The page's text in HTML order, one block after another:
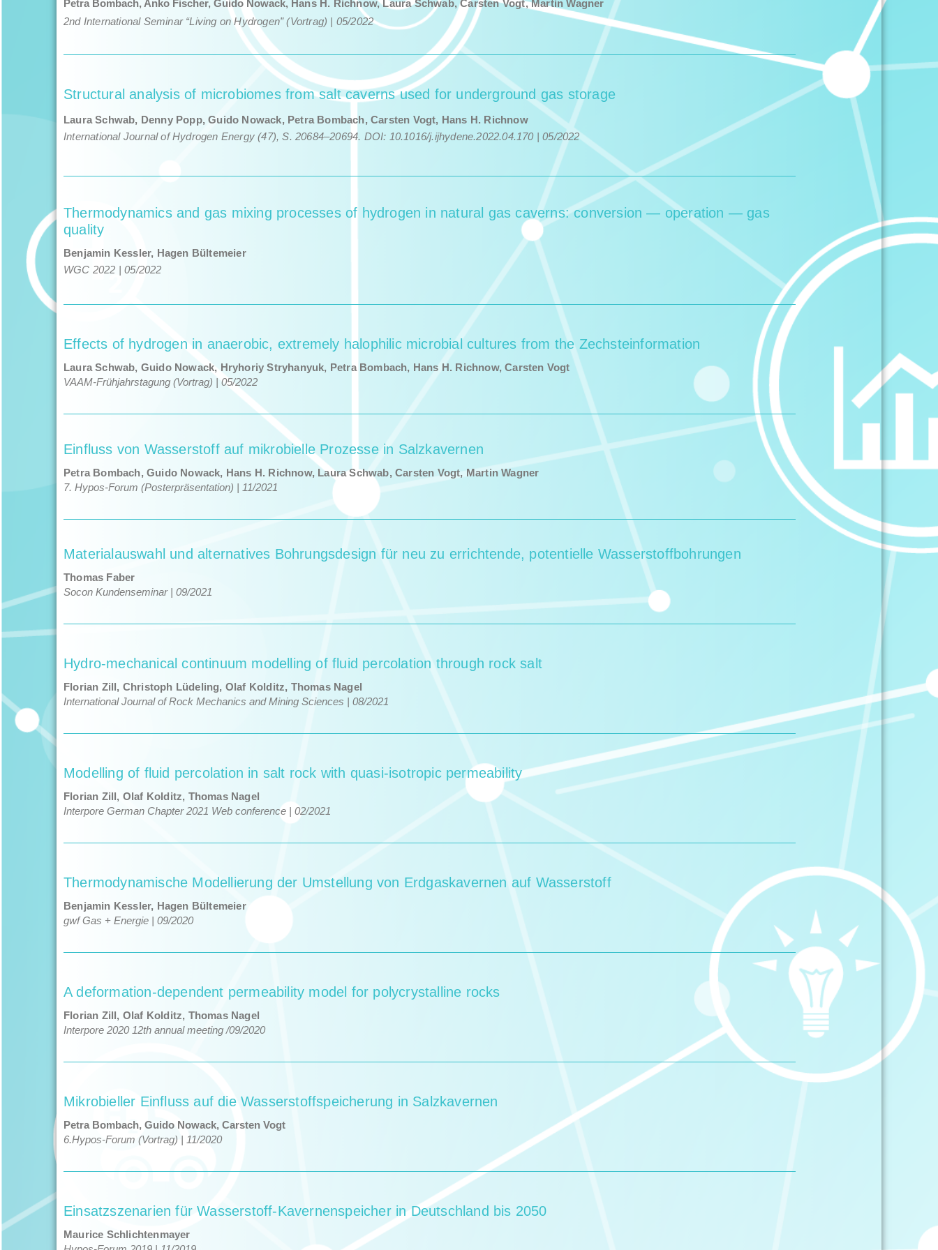
Petra Bom­bach, Anko Fis­ch­er, Gui­do Nowack, Hans H. Rich­now, Lau­ra Schwab, Carsten Vogt,Mar­tin Wag­n­er
2nd Inter­na­tion­al Sem­i­nar “Liv­ing on Hydro­gen” (Vor­trag) | 05/​2022
Structural analysis of microbiomes from salt caverns used for underground gas storage
Laura Schwab, Denny Popp, Guido Nowack, Petra Bombach, Carsten Vogt, Hans H. Richnow
International Journal ofHydrogen Energy (47), S. 20684–20694. DOI: 10.1016/j.ijhydene.2022.04.170 | 05/​2022
Thermodynamics and gas mixing processes of hydrogen in natural gas caverns: conversion — operation — gas
quality
Benjamin Kessler, Hagen Bültemeier
WGC 2022 | 05/​2022
Effects of hydrogen in anaerobic, extremely halophilic microbial cultures from the Zechsteinformation
Lau­ra Schwab, Gui­do Nowack, Hry­horiy Stry­hanyuk, Petra Bom­bach, Hans H. Rich­now, Carsten Vogt
VAAM-Früh­jahrsta­gung (Vor­trag) | 05/​2022
Einfluss von Wasserstoff auf mikrobielle Prozesse in Salzkavernen
Petra Bom­bach, Gui­do Nowack, Hans H. Rich­now, Lau­ra Schwab, Carsten Vogt, Mar­tin Wag­n­er
7. Hypos-Forum (Poster­präsen­ta­tion) | 11/​2021
Materialauswahl und alternatives Bohrungsdesign für neu zu errichtende, potentielle Wasserstoffbohrungen
Thomas Faber
Socon Kun­densem­i­nar | 09/​2021
Hydro-mechanical continuum modelling of fluid percolation through rock salt
Flo­ri­an Zill, Christoph Lüdel­ing, Olaf Kolditz, Thomas Nagel
Inter­na­tion­al Jour­nal of Rock Mechan­ics and Min­ing Sci­ences | 08/​2021
Modelling of fluid percolation in salt rock with quasi-isotropic permeability
Flo­ri­an Zill, Olaf Kolditz, Thomas Nagel
Inter­pore Ger­man Chap­ter2021 Web con­fer­ence | 02/​2021
Thermodynamische Modellierung der Umstellung von Erdgaskavernen auf Wasserstoff
Ben­jamin Kessler, Hagen Bül­te­meier
gwf Gas + Energie | 09/​2020
A deformation-dependent permeability model for polycrystalline rocks
Flo­ri­an Zill, Olaf Kolditz, Thomas Nagel
Inter­pore 2020 12th annu­al meet­ing /​09/​2020
Mikrobieller Einfluss auf die Wasserstoffspeicherung in Salzkavernen
Petra Bom­bach, Gui­do Nowack, Carsten Vogt
6.Hypos-Forum (Vor­trag) | 11/​2020
Einsatzszenarien für Wasserstoff-Kavernenspeicher in Deutschland bis 2050
Mau­rice Schlicht­en­may­er